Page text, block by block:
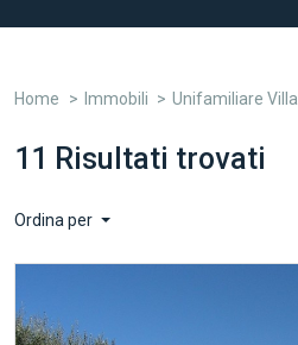
Home Immobili Unifamiliare Villa
11 Risultati trovati
Ordina per